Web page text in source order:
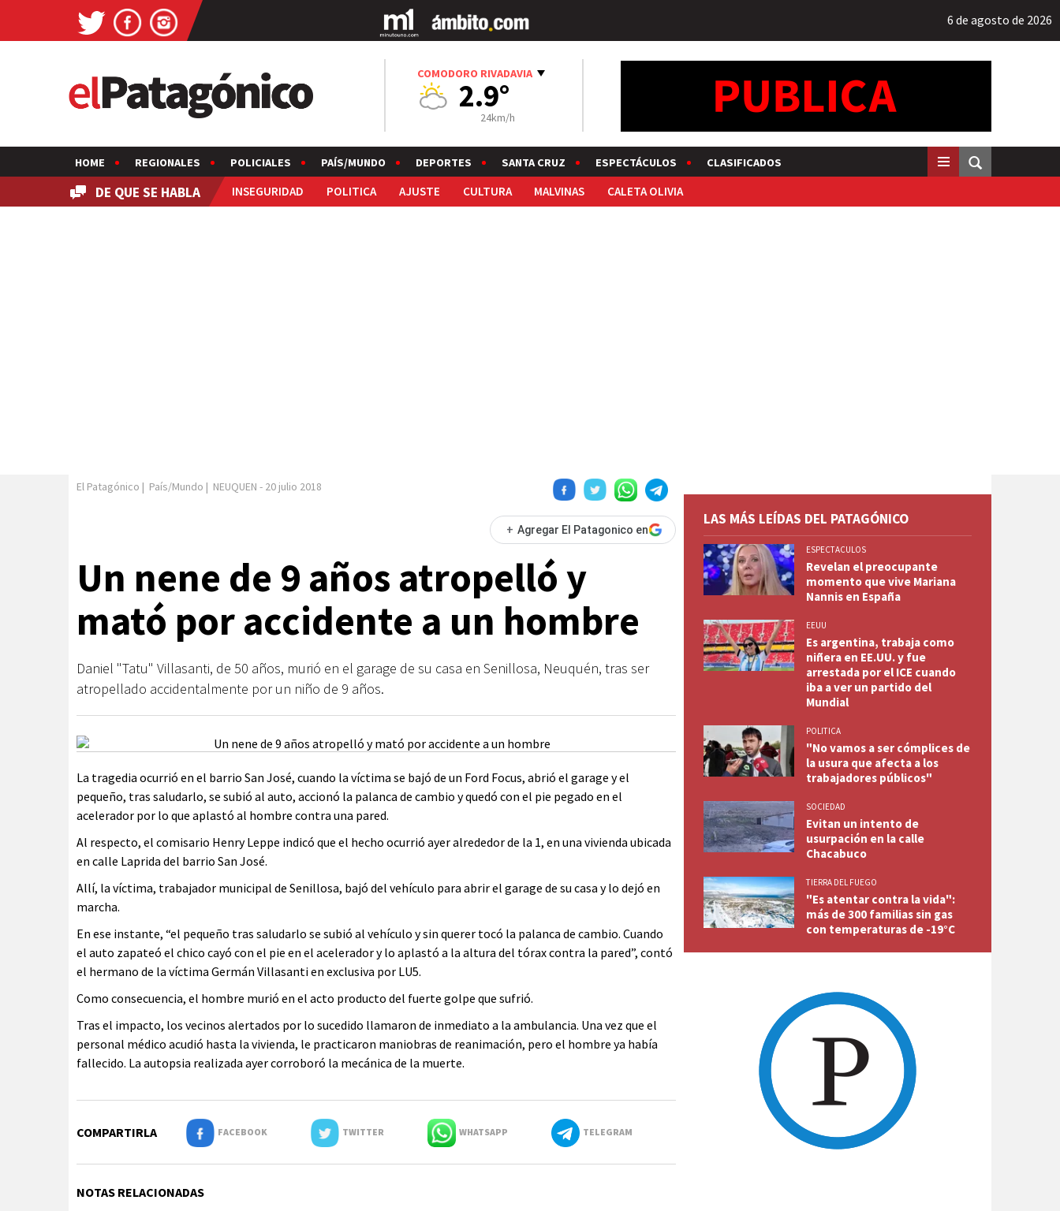
6 de agosto de 2026
COMODORO RIVADAVIA
2.9°
24km/h
HOME REGIONALES POLICIALES PAÍS/MUNDO DEPORTES SANTA CRUZ ESPECTÁCULOS CLASIFICADOS
DE QUE SE HABLA INSEGURIDAD POLITICA AJUSTE CULTURA MALVINAS CALETA OLIVIA
El Patagónico | País/Mundo | NEUQUEN - 20 julio 2018
+ Agregar El Patagonico en
Un nene de 9 años atropelló y
mató por accidente a un hombre
Daniel "Tatu" Villasanti, de 50 años, murió en el garage de su casa en Senillosa, Neuquén, tras ser
atropellado accidentalmente por un niño de 9 años.
La tragedia ocurrió en el barrio San José, cuando la víctima se bajó de un Ford Focus, abrió el garage y el
pequeño, tras saludarlo, se subió al auto, accionó la palanca de cambio y quedó con el pie pegado en el
acelerador por lo que aplastó al hombre contra una pared.
Al respecto, el comisario Henry Leppe indicó que el hecho ocurrió ayer alrededor de la 1, en una vivienda ubicada
en calle Laprida del barrio San José.
Allí, la víctima, trabajador municipal de Senillosa, bajó del vehículo para abrir el garage de su casa y lo dejó en
marcha.
En ese instante, “el pequeño tras saludarlo se subió al vehículo y sin querer tocó la palanca de cambio. Cuando
el auto zapateó el chico cayó con el pie en el acelerador y lo aplastó a la altura del tórax contra la pared”, contó
el hermano de la víctima Germán Villasanti en exclusiva por LU5.
Como consecuencia, el hombre murió en el acto producto del fuerte golpe que sufrió.
Tras el impacto, los vecinos alertados por lo sucedido llamaron de inmediato a la ambulancia. Una vez que el
personal médico acudió hasta la vivienda, le practicaron maniobras de reanimación, pero el hombre ya había
fallecido. La autopsia realizada ayer corroboró la mecánica de la muerte.
COMPARTIRLA FACEBOOK TWITTER WHATSAPP TELEGRAM
NOTAS RELACIONADAS
LAS MÁS LEÍDAS DEL PATAGÓNICO
ESPECTACULOS
Revelan el preocupante
momento que vive Mariana
Nannis en España
EEUU
Es argentina, trabaja como
niñera en EE.UU. y fue
arrestada por el ICE cuando
iba a ver un partido del
Mundial
POLITICA
"No vamos a ser cómplices de
la usura que afecta a los
trabajadores públicos"
SOCIEDAD
Evitan un intento de
usurpación en la calle
Chacabuco
TIERRA DEL FUEGO
"Es atentar contra la vida":
más de 300 familias sin gas
con temperaturas de -19°C